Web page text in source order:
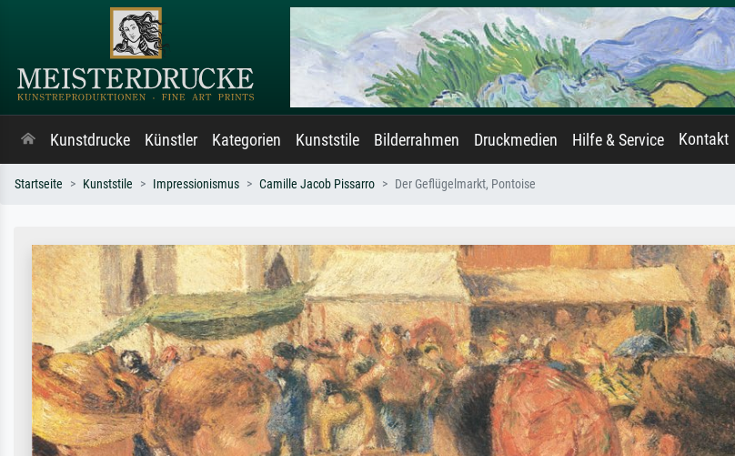
Kunstdrucke Künstler Kategorien Kunststile Bilderrahmen Druckmedien Hilfe & Service Kontakt
Startseite Kunststile Impressionismus Camille Jacob Pissarro Der Geflügelmarkt, Pontoise